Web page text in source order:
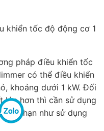
khiển tốc độ động cơ 1
pháp điều khiển tốc
có thể điều khiển
khoảng dưới 1 kW. Đối
lớn hơn thì cần sử dụng
hạn như sử dụng